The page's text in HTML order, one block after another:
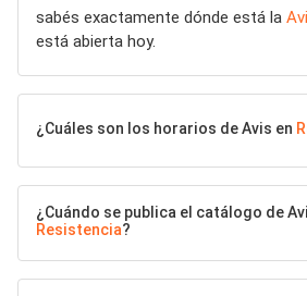
sabés exactamente dónde está la
está abierta hoy.
¿Cuáles son los horarios de Avis en
¿Cuándo se publica el catálogo de
Resistencia?